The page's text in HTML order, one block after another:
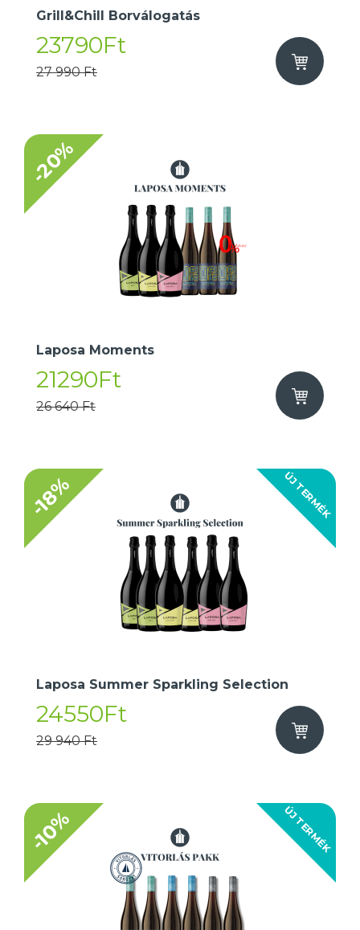
Grill&Chill Borválogatás
23790Ft
27 990 Ft
-20%
Laposa Moments
21290Ft
26 640 Ft
ÚJ TERMÉK
-18%
Laposa Summer Sparkling Selection
24550Ft
29 940 Ft
ÚJ TERMÉK
-10%